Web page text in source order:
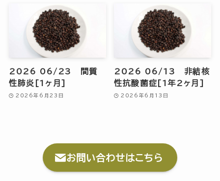
2026 06/23 間質
性肺炎[1ヶ月]
2026年6月23日
2026 06/13 非結核
性抗酸菌症[1年2ヶ月]
2026年6月13日
お問い合わせはこちら